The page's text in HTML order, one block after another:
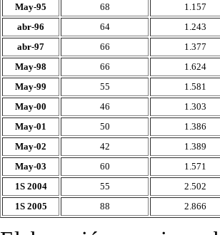
May-95
68
1.157
abr-96
64
1.243
abr-97
66
1.377
May-98
66
1.624
May-99
55
1.581
May-00
46
1.303
May-01
50
1.386
May-02
42
1.389
May-03
60
1.571
1S 2004
55
2.502
1S 2005
88 2.866